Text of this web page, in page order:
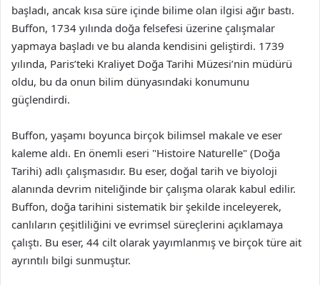
başladı, ancak kısa süre içinde bilime olan ilgisi ağır bastı.
Buffon, 1734 yılında doğa felsefesi üzerine çalışmalar
yapmaya başladı ve bu alanda kendisini geliştirdi. 1739
yılında, Paris’teki Kraliyet Doğa Tarihi Müzesi’nin müdürü
oldu, bu da onun bilim dünyasındaki konumunu
güçlendirdi.
Buffon, yaşamı boyunca birçok bilimsel makale ve eser
kaleme aldı. En önemli eseri "Histoire Naturelle" (Doğa
Tarihi) adlı çalışmasıdır. Bu eser, doğal tarih ve biyoloji
alanında devrim niteliğinde bir çalışma olarak kabul edilir.
Buffon, doğa tarihini sistematik bir şekilde inceleyerek,
canlıların çeşitliliğini ve evrimsel süreçlerini açıklamaya
çalıştı. Bu eser, 44 cilt olarak yayımlanmış ve birçok türe ait
ayrıntılı bilgi sunmuştur.